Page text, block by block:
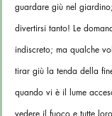
guardare giù nel
divertirsi tanto! Le
indiscreto; ma qualche
tirar giù la tenda della
quando vi è il lume
vedere il fuoco e tutte